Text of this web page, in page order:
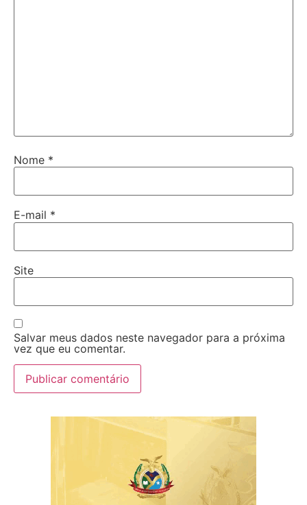
Nome *
E-mail *
Site
Salvar meus dados neste navegador para a próxima
vez que eu comentar.